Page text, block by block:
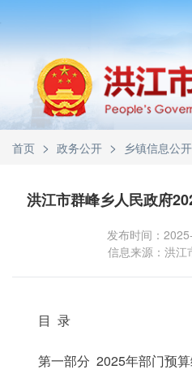
首页 > 政务公开 > 乡镇信息公
洪江市群峰乡人民政府
发布时间：
信息来源：洪江
目 录
第一部分 2025年部门预